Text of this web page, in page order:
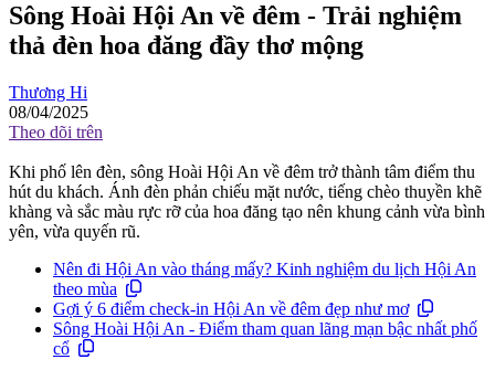
Sông Hoài Hội An về đêm - Trải nghiệm
thả đèn hoa đăng đầy thơ mộng
Thương Hi
08/04/2025
Theo dõi trên
Khi phố lên đèn, sông Hoài Hội An về đêm trở thành tâm điểm thu
hút du khách. Ánh đèn phản chiếu mặt nước, tiếng chèo thuyền khẽ
khàng và sắc màu rực rỡ của hoa đăng tạo nên khung cảnh vừa bình
yên, vừa quyến rũ.
Nên đi Hội An vào tháng mấy? Kinh nghiệm du lịch Hội An
theo mùa
Gợi ý 6 điểm check-in Hội An về đêm đẹp như mơ
Sông Hoài Hội An - Điểm tham quan lãng mạn bậc nhất phố
cổ